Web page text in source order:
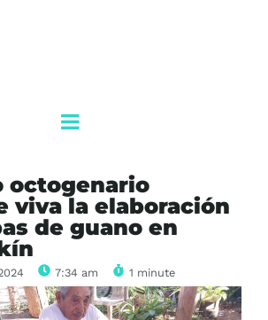
octogenario
viva la elaboración
de guano en
7:34 am 1 minute